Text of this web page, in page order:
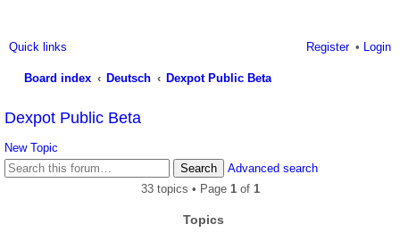
Quick links Login
Register
Board index Deutsch
Dexpot Public Beta
Dexpot Public Beta
New Topic
Search
Advanced search
33 topics • Page 1of 1
Topics